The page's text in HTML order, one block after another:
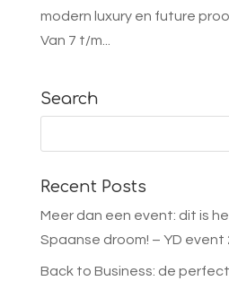
modern luxury en future
Van 7 t/m...
Search
Recent Posts
Meer dan een event: dit is
Spaanse droom! – YD event
Back to Business: de